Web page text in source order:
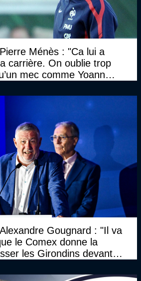
Ménès : "Ca lui a
carrière. On oublie trop
mec comme Yoann
Gougnard : "Il va
le Comex donne la
les Girondins devant